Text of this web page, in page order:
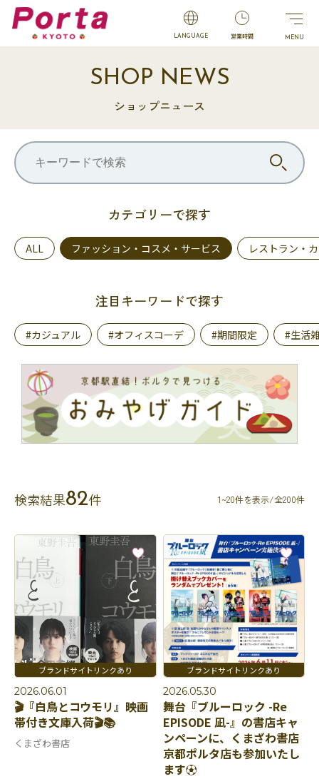
LANGUAGE 営業時間
SHOP NEWS
ショップニュース
カテゴリーで探す
ALL ファッション・コスメ・サービス レストラン・
注目キーワードで探す
#カジュアル #オフィスコーデ #期間限定 #生活
検索結果82件 1~20件を表示/全200件
2026.06.01
🎬『白鳥とコウモリ』映画
帯付き文庫入荷🎬📚
くまざわ書店
2026.05.30
舞台『ブルーロック -Re
EPISODE 凪-』の書店キャ
ンペーンに、くまざわ書店
京都ポルタ店も参加いたし
ます⚽️